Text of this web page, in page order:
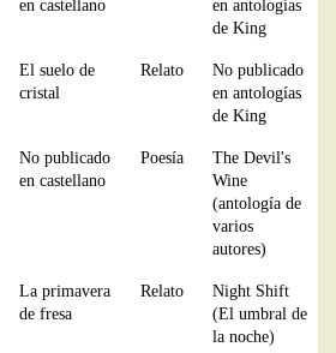
en castellano
en antologías
de King
El suelo de
cristal
Relato
No publicado
en antologías
de King
No publicado
en castellano
Poesía
The Devil's
Wine
(antología de
varios
autores)
La primavera
de fresa
Relato
Night Shift
(El umbral de
la noche)